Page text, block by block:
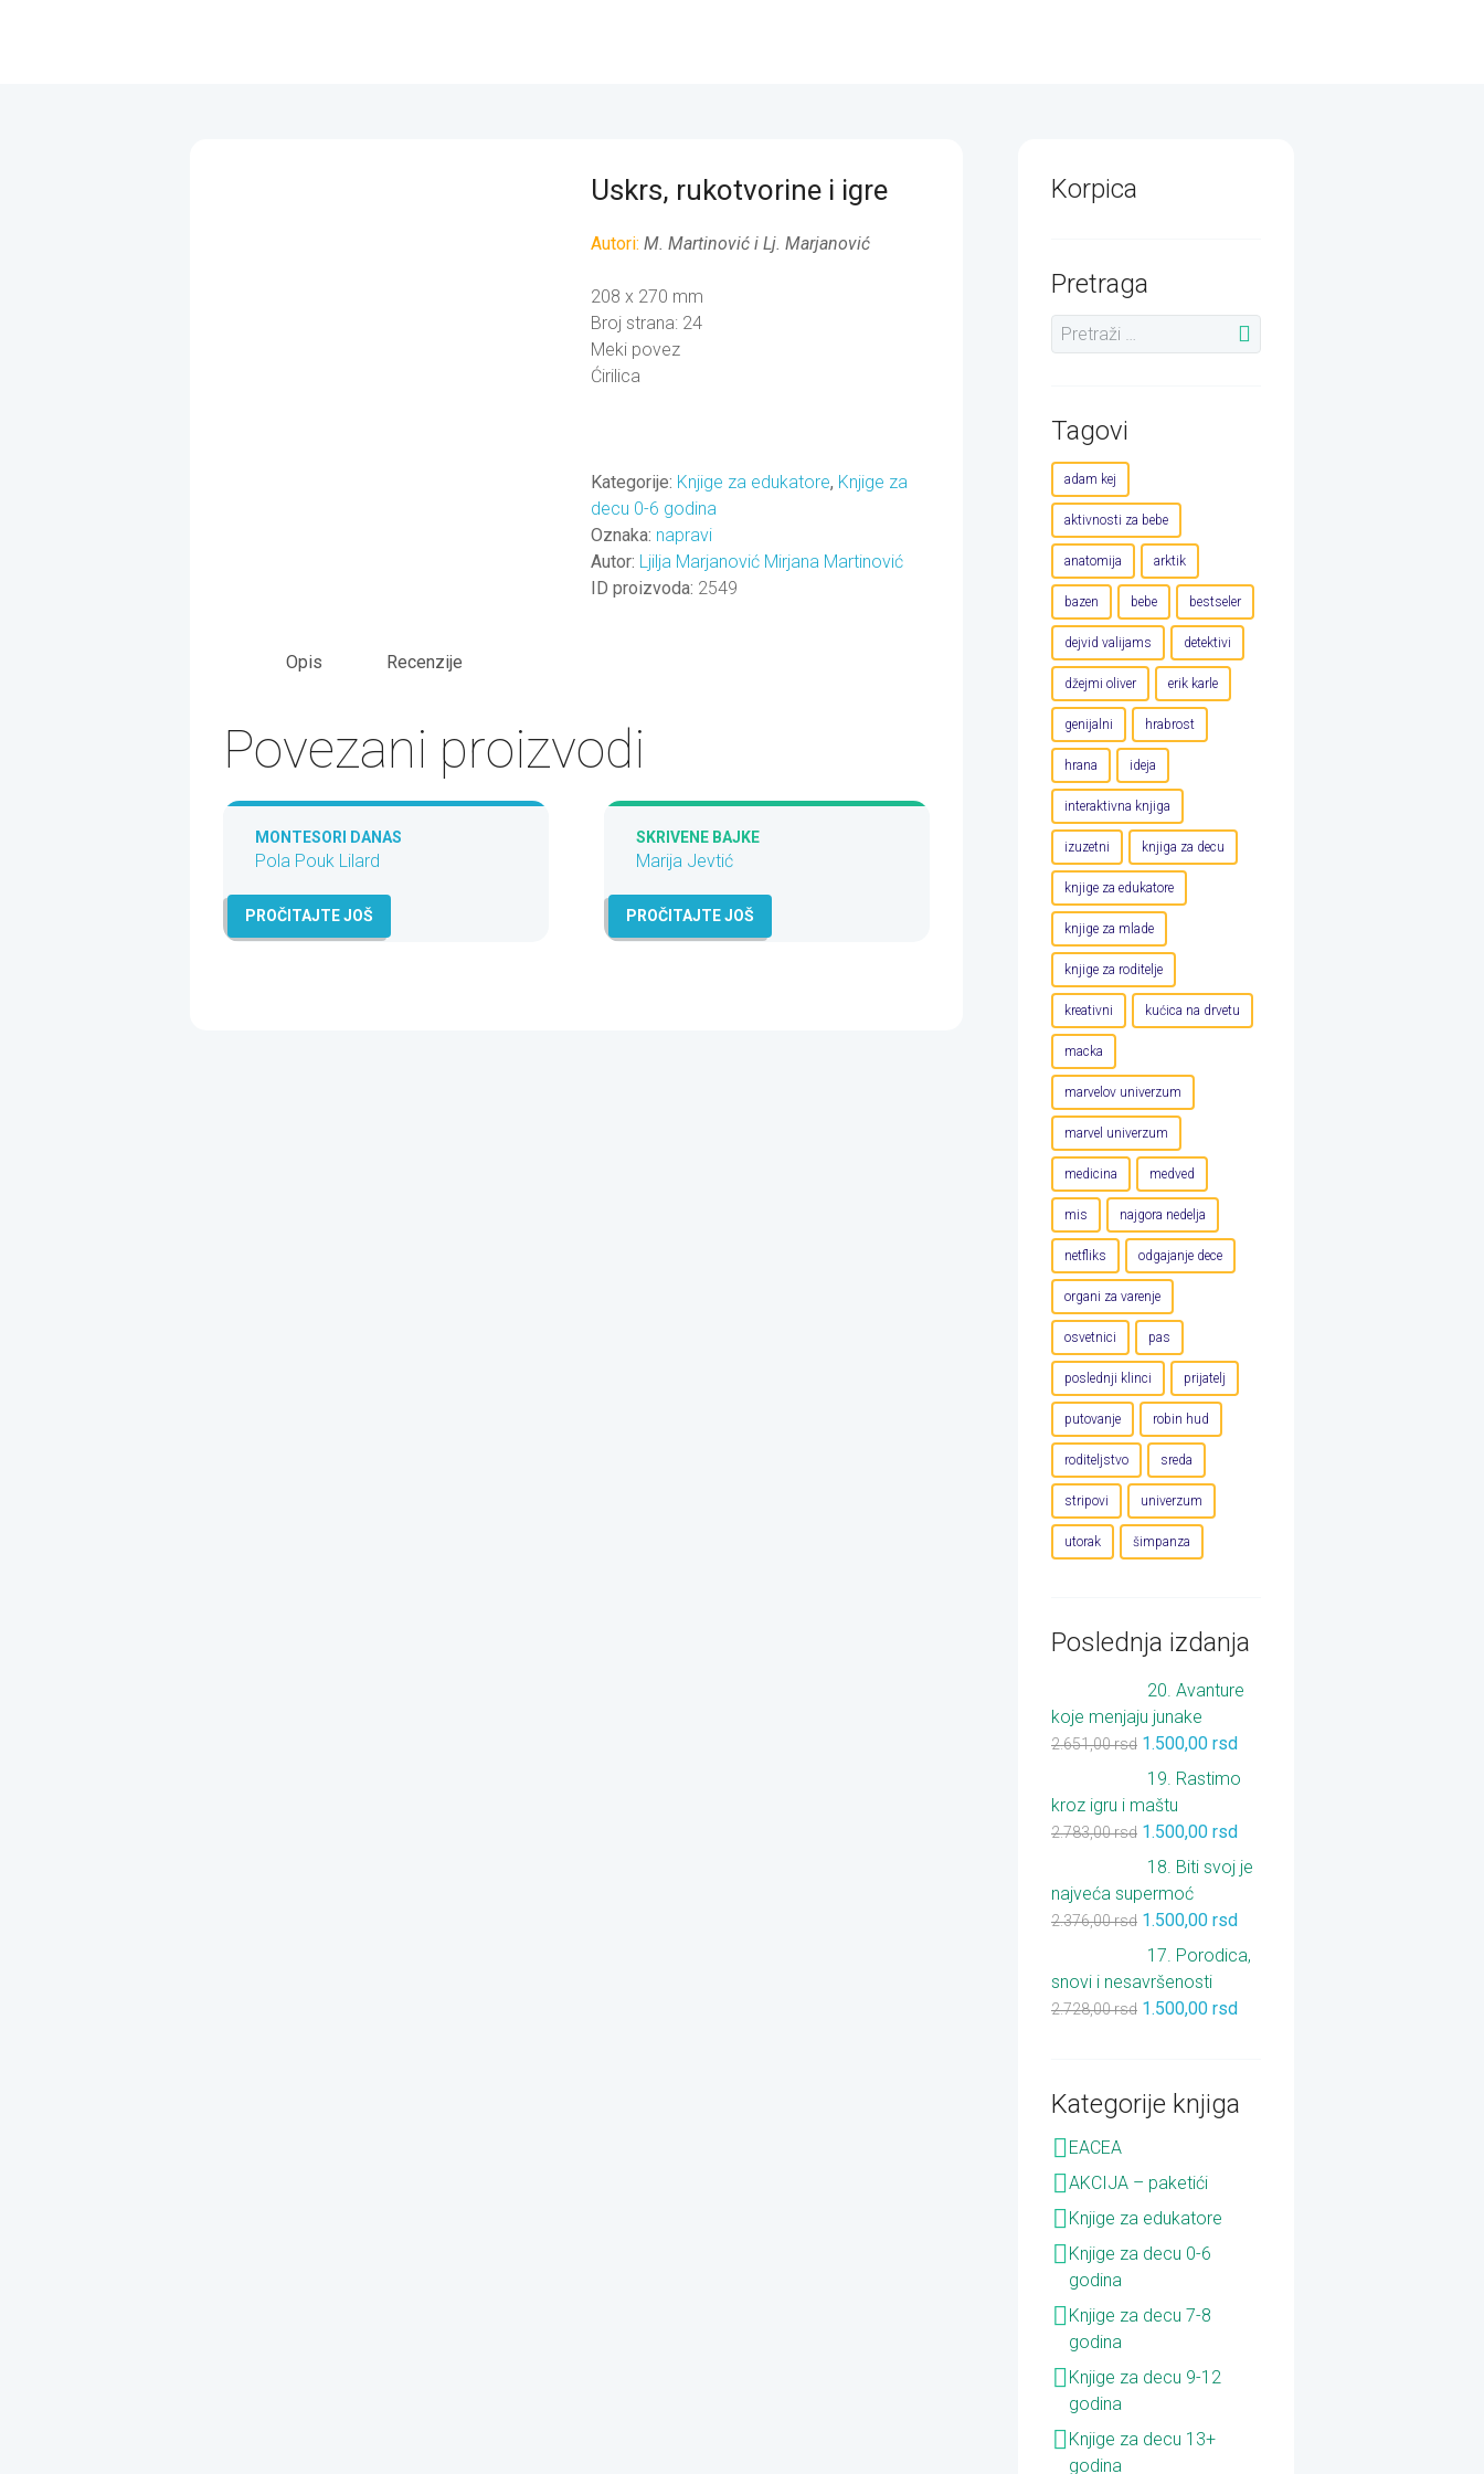
Uskrs, rukotvorine i igre
Autori: M. Martinović i Lj. Marjanović
208 x 270 mm
Broj strana: 24
Meki povez
Ćirilica
Kategorije: Knjige za edukatore, Knjige za
decu 0-6 godina
Oznaka: napravi
Autor: Ljilja Marjanović Mirjana Martinović
ID proizvoda: 2549
Opis Recenzije
Povezani proizvodi
MONTESORI DANAS
Pola Pouk Lilard
PROČITAJTE JOŠ
SKRIVENE BAJKE
Marija Jevtić
PROČITAJTE JOŠ
Korpica
Pretraga
Tagovi
adam kej
aktivnosti za bebe
anatomija arktik
bazen bebe bestseler
dejvid valijams detektivi
džejmi oliver erik karle
genijalni hrabrost
hrana ideja
interaktivna knjiga
izuzetni knjiga za decu
knjige za edukatore
knjige za mlade
knjige za roditelje
kreativni kućica na drvetu
macka
marvelov univerzum
marvel univerzum
medicina medved
mis najgora nedelja
netfliks odgajanje dece
organi za varenje
osvetnici pas
poslednji klinci prijatelj
putovanje robin hud
roditeljstvo sreda
stripovi univerzum
utorak šimpanza
Poslednja izdanja
20. Avanture
koje menjaju junake
2.651,00rsd 1.500,00 rsd
19. Rastimo
kroz igru i maštu
2.783,00rsd 1.500,00 rsd
18. Biti svoj je
najveća supermoć
2.376,00rsd 1.500,00 rsd
17. Porodica,
snovi i nesavršenosti
2.728,00rsd 1.500,00 rsd
Kategorije knjiga
EACEA
AKCIJA – paketići
Knjige za edukatore
Knjige za decu 0-6
godina
Knjige za decu 7-8
godina
Knjige za decu 9-12
godina
Knjige za decu 13+
godina